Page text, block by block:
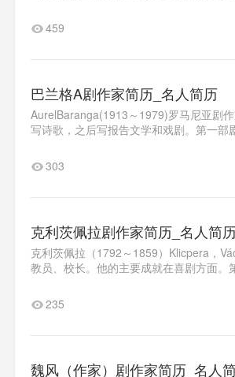
459
巴兰格A剧作家简历_名人简历
AurelBaranga(1913～1979)罗马尼亚剧
写诗歌，之后写报告文学和戏剧。第一
303
克利茨佩拉剧作家简历_名人简
克利茨佩拉（1792～1859）Klicpera，
教员、校长。他的主要成就在喜剧方面
235
魏风（作家）剧作家简历_名人